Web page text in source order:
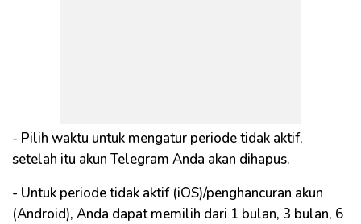
- Pilih waktu untuk mengatur periode tidak aktif,
setelah itu akun Telegram Anda akan dihapus.
- Untuk periode tidak aktif (iOS)/penghancuran akun
(Android), Anda dapat memilih dari 1 bulan, 3 bulan, 6